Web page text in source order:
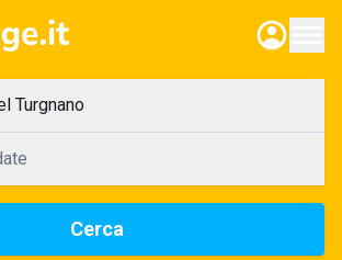
Turgnano
Cerca